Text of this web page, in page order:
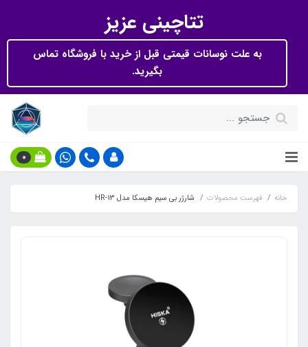
تتاچینی عزیز
به علت نوسانات قیمتی قبل از خرید با فروشگاه تماس
بگیرید.
0
خانه فهرست محصولات شارژر بی سیم هیسکا مدل HR-13